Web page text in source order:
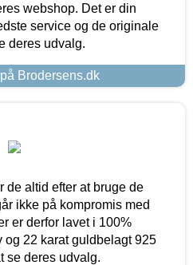
webshop. Det er din
service og de originale
deres udvalg.
Brodersens.dk
de altid efter at bruge de
ikke på kompromis med
er derfor lavet i 100%
22 karat guldbelagt 925
se deres udvalg.